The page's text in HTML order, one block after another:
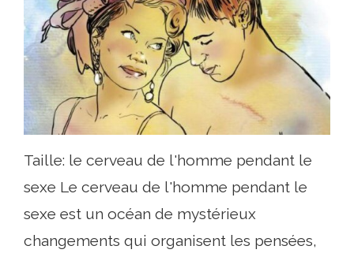
Taille: le cerveau de l'homme pendant le
sexe Le cerveau de l'homme pendant le
sexe est un océan de mystérieux
changements qui organisent les pensées,